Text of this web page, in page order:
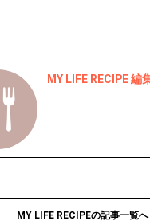
MY LIFE RECIPE 編
MY LIFE RECIPEの記事一覧へ